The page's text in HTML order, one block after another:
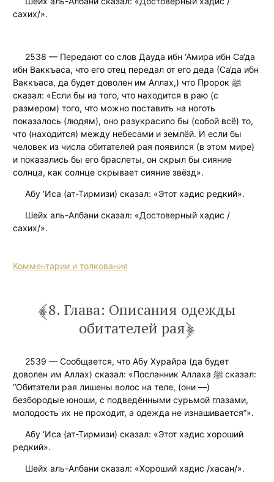
сахих/».
2538 — Передают со слов Дауда ибн ‘Амира ибн Са‘да
ибн Ваккъаса, что его отец передал от его деда (Са‘да ибн
Ваккъаса, да будет доволен им Аллах,) что Пророк ﷺ
сказал: «Если бы из того, что находится в раю (с
размером) того, что можно поставить на ноготь
показалось (людям), оно разукрасило бы (собой всё) то,
что (находится) между небесами и землёй. И если бы
человек из числа обитателей рая появился (в этом мире)
и показались бы его браслеты, он скрыл бы сияние
солнца, как солнце скрывает сияние звёзд».
Абу ‘Иса (ат-Тирмизи) сказал: «Этот хадис редкий».
Шейх аль-Албани сказал: «Достоверный хадис /
сахих/».
Комментарии и толкования
8. Глава: Описания одежды
обитателей рая
2539 — Сообщается, что Абу Хурайра (да будет
доволен им Аллах) сказал: «Посланник Аллаха ﷺ сказал:
“Обитатели рая лишены волос на теле, (они —)
безбородые юноши, с подведёнными сурьмой глазами,
молодость их не проходит, а одежда не изнашивается”».
Абу ‘Иса (ат-Тирмизи) сказал: «Этот хадис хороший
редкий».
Шейх аль-Албани сказал: «Хороший хадис /хасан/».